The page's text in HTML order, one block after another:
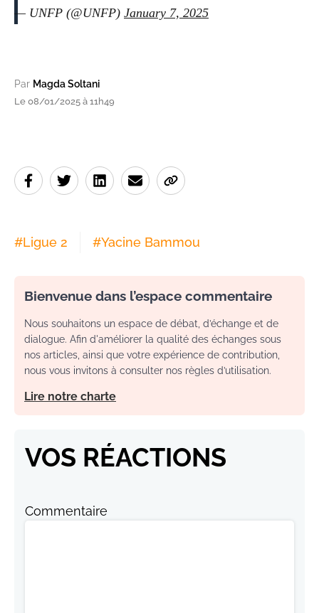
— UNFP (@UNFP) January 7, 2025
Par Magda Soltani
Le 08/01/2025 à 11h49
#Ligue 2 #Yacine Bammou
Bienvenue dans l’espace commentaire
Nous souhaitons un espace de débat, d’échange et de
dialogue. Afin d'améliorer la qualité des échanges sous
nos articles, ainsi que votre expérience de contribution,
nous vous invitons à consulter nos règles d’utilisation.
Lire notre charte
VOS RÉACTIONS
Commentaire